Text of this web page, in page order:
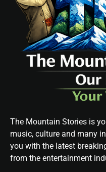
The Mountain Stories is
music, culture and many
you with the latest
from the entertainment